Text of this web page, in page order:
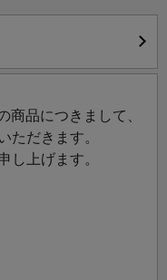
ョコレートの香りを
やシナモンなどもブ
わい。
甘い香りがやさしく
です。
商品につきまして、
ただきます。
し上げます。